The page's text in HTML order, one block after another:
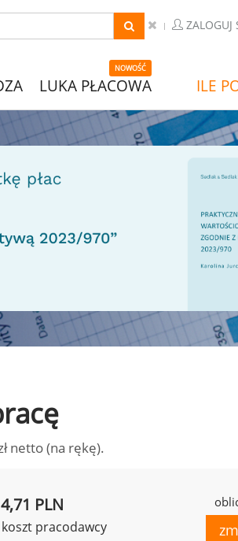
ZALOGUJ
NOWOŚĆ
LUKA PŁACOWA ILE
netto (na rękę).
PLN
koszt pracodawcy